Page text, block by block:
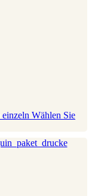
Wählen Sie